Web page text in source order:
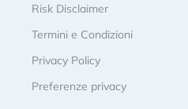
Risk Disclaimer
Termini e Condizioni
Privacy Policy
Preferenze privacy